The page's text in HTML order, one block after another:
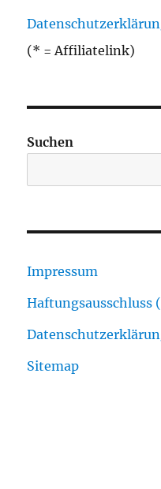
(* = Affiliatelink)
Suchen
Impressum
Haftungsausschluss
Sitemap